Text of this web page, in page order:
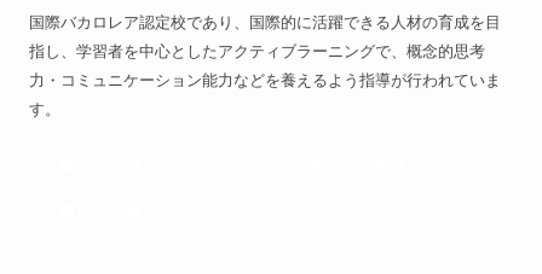
国際バカロレア認定校であり、国際的に活躍できる人材の育成を目
指し、学習者を中心としたアクティブラーニングで、概念的思考
力・コミュニケーション能力などを養えるよう指導が行われていま
す。